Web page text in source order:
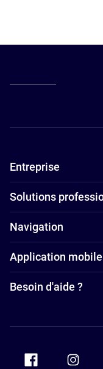
familles à
Entreprise
Solutions
Navigation
Application
Besoin d'aide ?
Accor Facebook